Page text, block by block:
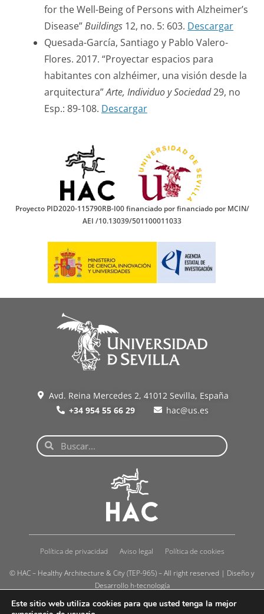
for the Well-Being of Persons with Alzheimer’s
Disease”Buildings 12, no. 5: 603. Descargar
Quesada-García, Santiago y Pablo Valero-
Flores. 2017. “Proyectar espacios para
habitantes con alzhéimer, una visión desde la
arquitectura”Arte, Individuo y Sociedad29, no
Esp.: 89-108. Descargar
Proyecto PID2020-115790RB-I00 financiado por financiado por MCIN/
AEI /10.13039/501100011033
Avd. Reina Mercedes 2, 41012 Sevilla, España
+34 954 55 66 29
hac@us.es
Política de privacidad Aviso legal Política de cookies
© HAC – Healthy Architecture & City (TEP-965) – All right reserved | Diseño y
Desarrollo h-tecnología
Este sitio web utiliza cookies para que usted tenga la mejor